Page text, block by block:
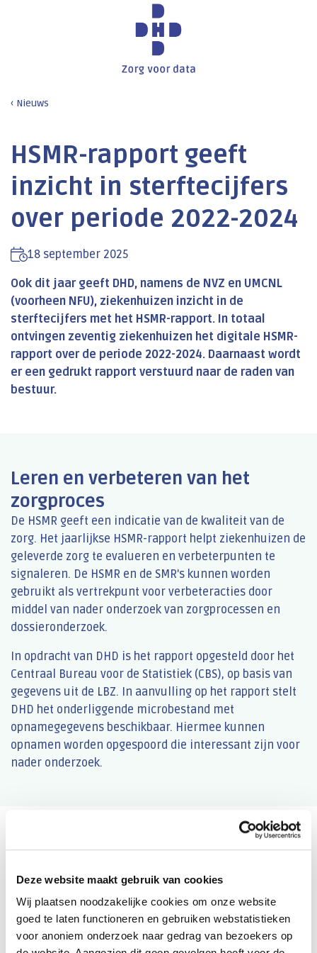
Deze website maakt gebruik van cookies
Wij plaatsen noodzakelijke cookies om onze website
goed te laten functioneren en gebruiken webstatistieken
voor anoniem onderzoek naar gedrag van bezoekers op
Nieuws
HSMR-rapport geeft
inzicht in sterftecijfers
over periode 2022-2024
18 september 2025
Ook dit jaar geeft DHD, namens de NVZ en UMCNL
(voorheen NFU), ziekenhuizen inzicht in de
sterftecijfers met het HSMR-rapport. In totaal
ontvingen zeventig ziekenhuizen het digitale HSMR-
rapport over de periode 2022-2024. Daarnaast wordt
er een gedrukt rapport verstuurd naar de raden van
bestuur.
Leren en verbeteren van het
zorgproces
De HSMR geeft een indicatie van de kwaliteit van de
zorg. Het jaarlijkse HSMR-rapport helpt ziekenhuizen de
geleverde zorg te evalueren en verbeterpunten te
signaleren. De HSMR en de SMR's kunnen worden
gebruikt als vertrekpunt voor verbeteracties door
middel van nader onderzoek van zorgprocessen en
dossieronderzoek.
In opdracht van DHD is het rapport opgesteld door het
Centraal Bureau voor de Statistiek (CBS), op basis van
gegevens uit de LBZ. In aanvulling op het rapport stelt
DHD het onderliggende microbestand met
opnamegegevens beschikbaar. Hiermee kunnen
opnamen worden opgespoord die interessant zijn voor
nader onderzoek.
Uitgebreider onderzoek met de
Hospital Data Viewer (HDV)
De data uit het HSMR-rapport zijn ook beschikbaar in de
HDV. Daarnaast bevat de HDV ook data over ligduren
(OLO) en heropnamen (heropnamenratio). De HDV geeft
ziekenhuizen de mogelijkheid om de kwaliteit van zorg